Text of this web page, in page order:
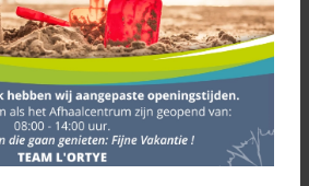
af te leveren. Uitgangspunt
de chauffeur steeds schade aan
derden probeert te voorkomen.
bepaalt ter plekke of de gevraagde
is.
ruimte is op de leverplaats